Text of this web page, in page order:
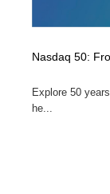
Nasdaq 50:
Explore 50
he...